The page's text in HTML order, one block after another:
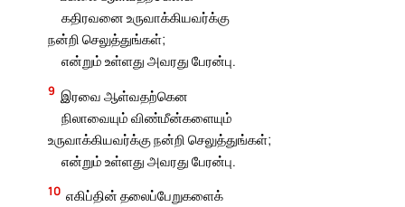
கதிரவனை உருவாக்கியவர்க்கு
நன்றி செலுத்துங்கள்;
என்றும் உள்ளது அவரது பேரன்பு.
9 இரவை ஆள்வதற்கென
நிலாவையும் விண்மீன்களையும்
உருவாக்கியவர்க்கு நன்றி செலுத்துங்கள்;
என்றும் உள்ளது அவரது பேரன்பு.
10 எகிப்தின் தலைப்பேறுகளைக்